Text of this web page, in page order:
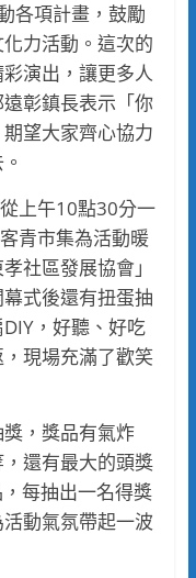
各項計畫，鼓勵
力活動。這次的
演出，讓更多人
彰鎮長表示「你
望大家齊心協力
上午10點30分一
青市集為活動暖
社區發展協會」
式後還有扭蛋抽
，好聽、好吃
現場充滿了歡笑
，獎品有氣炸
還有最大的頭獎
每抽出一名得獎
動氣氛帶起一波